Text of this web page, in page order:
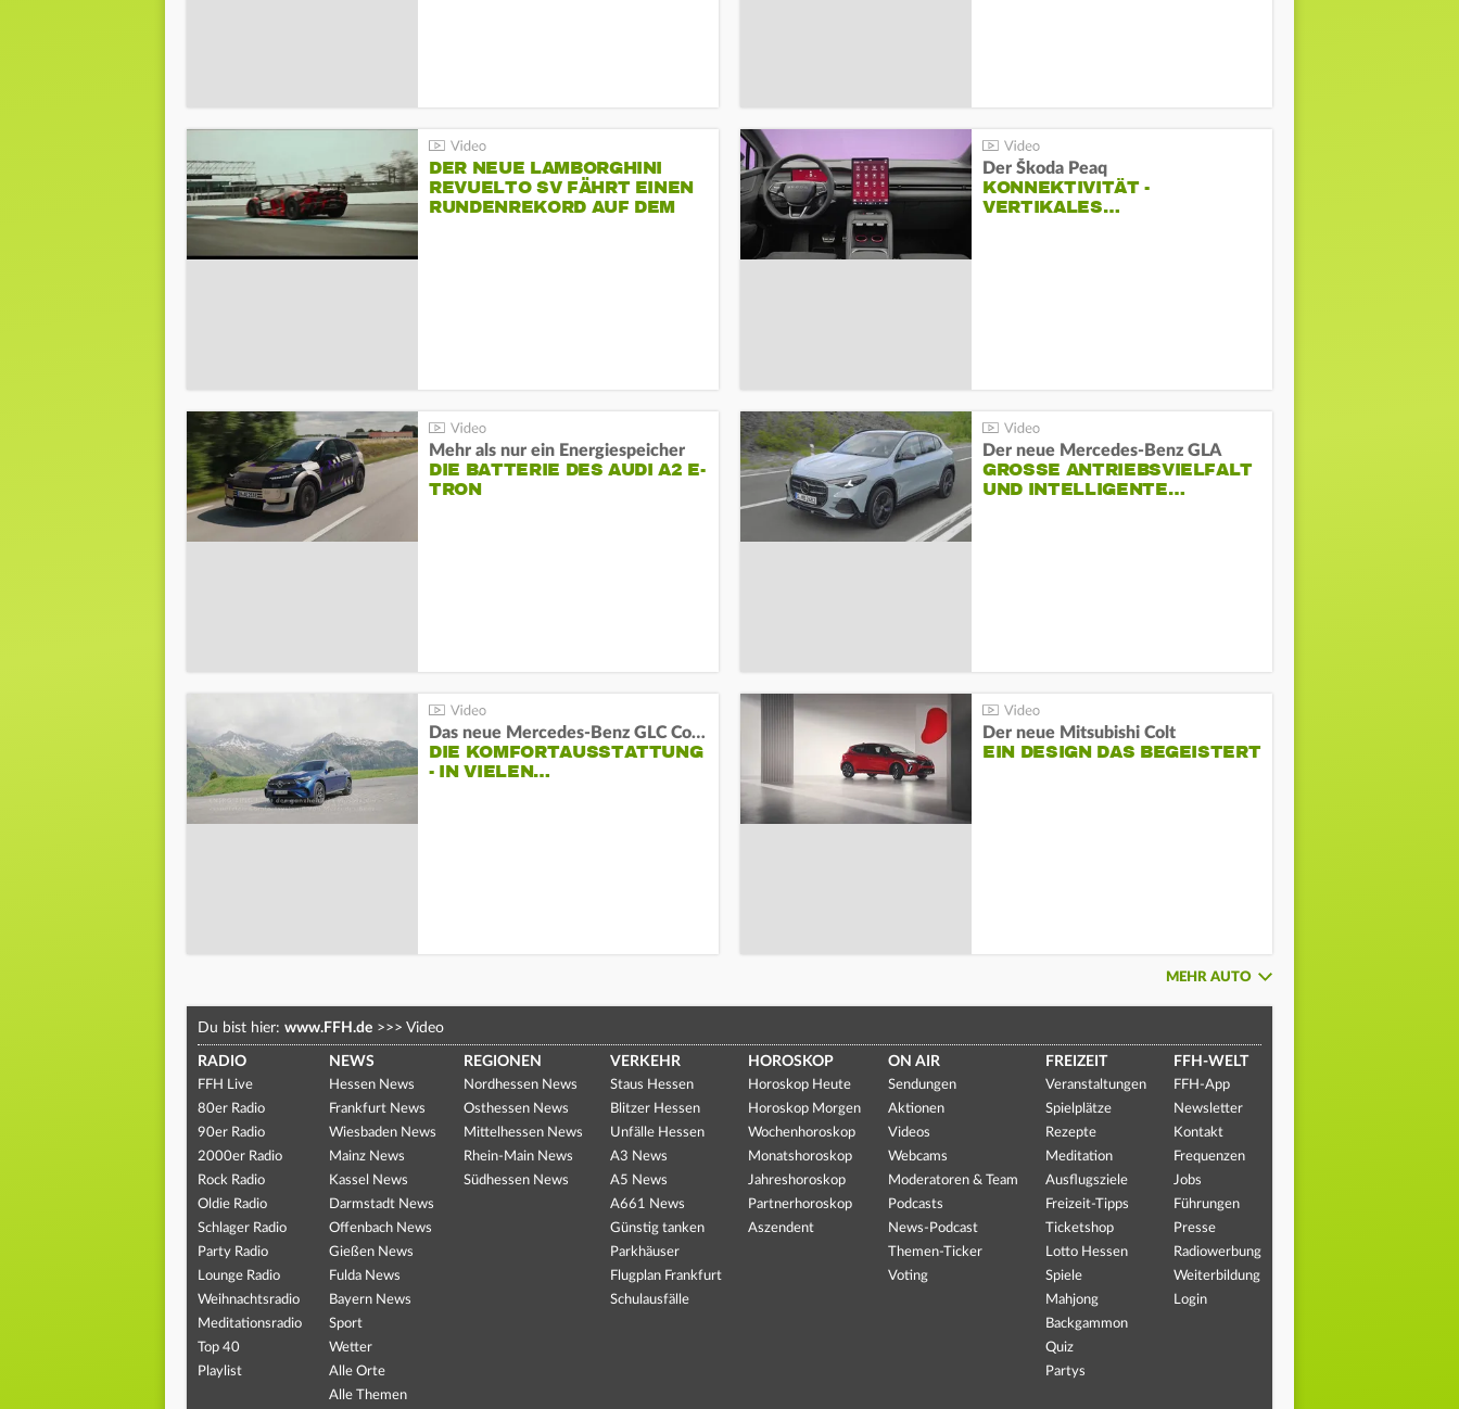
DER NEUE LAMBORGHINI
REVUELTO SV FÄHRT EINEN
RUNDENREKORD AUF DEM
Der Škoda Peaq
KONNEKTIVITÄT -
VERTIKALES…
Mehr als nur ein Energiespeicher
DIE BATTERIE DES AUDI A2 E-
TRON
Der neue Mercedes-Benz GLA
GROSSE ANTRIEBSVIELFALT U
ND INTELLIGENTE…
Das neue Mercedes-Benz GLC Coupé
DIE KOMFORTAUSSTATTUNG
- IN VIELEN…
Der neue Mitsubishi Colt
EIN DESIGN DAS BEGEISTERT
MEHR AUTO
Du bist hier: www.FFH.de >>> Video
RADIO
FFH Live
80er Radio
90er Radio
2000er Radio
Rock Radio
Oldie Radio
Schlager Radio
Party Radio
Lounge Radio
Weihnachtsradio
Meditationsradio
Top 40
Playlist
NEWS
Hessen News
Frankfurt News
Wiesbaden News
Mainz News
Kassel News
Darmstadt News
Offenbach News
Gießen News
Fulda News
Bayern News
Sport
Wetter
Alle Orte
Alle Themen
REGIONEN
Nordhessen News
Osthessen News
Mittelhessen News
Rhein-Main News
Südhessen News
VERKEHR
Staus Hessen
Blitzer Hessen
Unfälle Hessen
A3 News
A5 News
A661 News
Günstig tanken
Parkhäuser
Flugplan Frankfurt
Schulausfälle
HOROSKOP
Horoskop Heute
Horoskop Morgen
Wochenhoroskop
Monatshoroskop
Jahreshoroskop
Partnerhoroskop
Aszendent
ON AIR
Sendungen
Aktionen
Videos
Webcams
Moderatoren & Team
Podcasts
News-Podcast
Themen-Ticker
Voting
FREIZEIT
Veranstaltungen
Spielplätze
Rezepte
Meditation
Ausflugsziele
Freizeit-Tipps
Ticketshop
Lotto Hessen
Spiele
Mahjong
Backgammon
Quiz
Partys
FFH-WELT
FFH-App
Newsletter
Kontakt
Frequenzen
Jobs
Führungen
Presse
Radiowerbung
Weiterbildung
Login